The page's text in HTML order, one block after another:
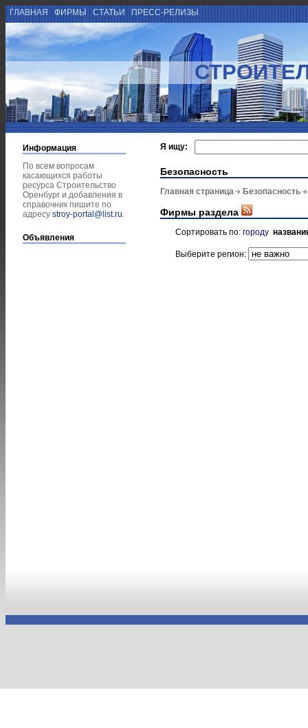
ГЛАВНАЯ ФИРМЫ СТАТЬИ ПРЕСС-РЕЛИЗЫ
Информация
По всем вопросам
касающихся работы
ресурса Строительство
Оренбург и добавления в
справочник пишите по
адресу stroy-portal@list.ru.
Объявления
Я ищу:
Безопасность
Главная страница Безопасность
Фирмы раздела
Сортировать по: городу
Выберите регион: